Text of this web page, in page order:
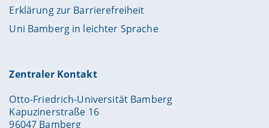
Erklärung zur Barrierefreiheit
Uni Bamberg in leichter Sprache
Zentraler Kontakt
Otto-Friedrich-Universität Bamberg
Kapuzinerstraße 16
96047 Bamberg